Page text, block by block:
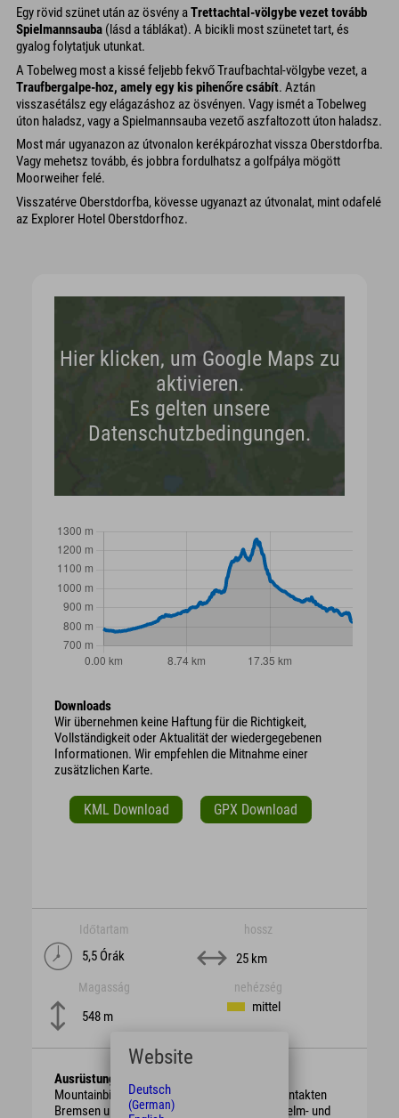
Egy rövid szünet után az ösvény aTrettachtal-völgybe vezet tovább
Spielmannsauba (lásd a táblákat). A bicikli most szünetet tart, és
gyalog folytatjuk utunkat.
A Tobelweg most a kissé feljebb fekvő Traufbachtal-völgybe vezet, a
Traufbergalpe-hoz, amely egy kis pihenőre csábít. Aztán
visszasétálsz egy elágazáshoz az ösvényen. Vagy ismét a Tobelweg
úton haladsz, vagy a Spielmannsauba vezető aszfaltozott úton haladsz.
Most már ugyanazon az útvonalon kerékpározhat vissza Oberstdorfba.
Vagy mehetsz tovább, és jobbra fordulhatsz a golfpálya mögött
Moorweiher felé.
Visszatérve Oberstdorfba, kövesse ugyanazt az útvonalat, mint odafelé
az Explorer Hotel Oberstdorfhoz.
Hier klicken, um Google Maps zu
aktivieren.
Es gelten unsere
Datenschutzbedingungen.
Downloads
Wir übernehmen keine Haftung für die Richtigkeit,
Vollständigkeit oder Aktualität der wiedergegebenen
Informationen. Wir empfehlen die Mitnahme einer
zusätzlichen Karte.
KML Download GPX Download
Időtartam
5,5 Órák
hossz
25 km
Magasság
548 m
nehézség
mittel
Ausrüstung
Mountainbike mit berggängiger Übersetzung, intakten
Bremsen und genügend Bremsbelag. Schutzhelm- und
Website
Deutsch
(German)